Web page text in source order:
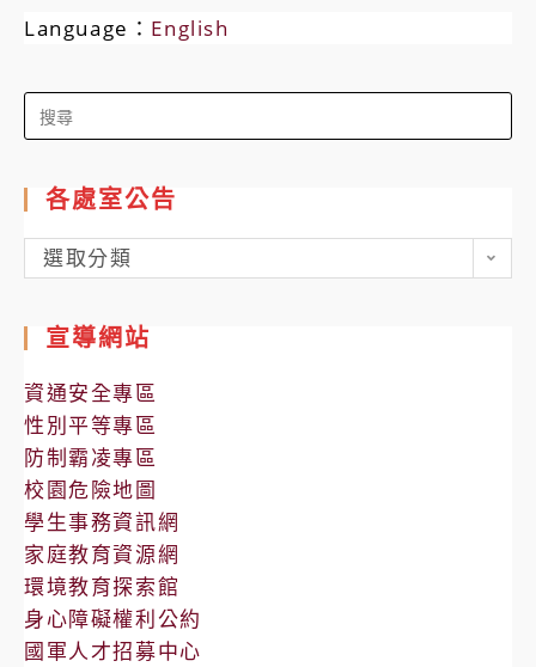
Language： English
Search
for:
各處室公告
各
處
公
告
選取分類
宣導網站
資通安全專區
性別平等專區
防制霸凌專區
校園危險地圖
學生事務資訊網
家庭教育資源網
環境教育探索館
身心障礙權利公約
國軍人才招募中心